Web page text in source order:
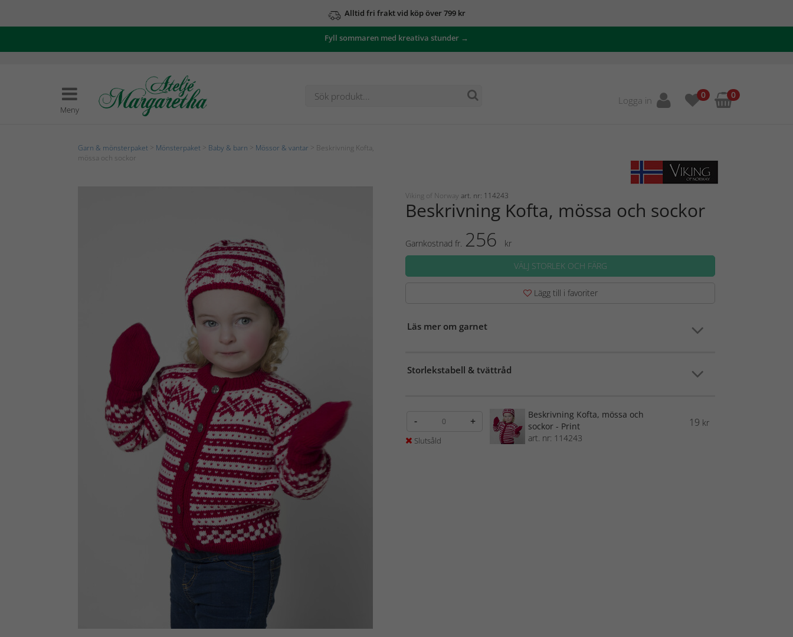
Alltid fri frakt vid köp över 799 kr
Fyll sommaren med kreativa stunder →
Meny
Logga in 0 0
Garn & mönsterpaket Mönsterpaket Baby & barn Mössor & vantar > Beskrivning Kofta,
mössa och sockor
Viking of Norway art. nr: 114243
Beskrivning Kofta, mössa och sockor
Garnkostnad fr. 256
kr
VÄLJ STORLEK OCH FÄRG
Lägg till i favoriter
Läs mer om garnet
Storlekstabell & tvättråd
- +
Slutsåld
Beskrivning Kofta, mössa och
sockor - Print
art. nr: 114243
19 kr